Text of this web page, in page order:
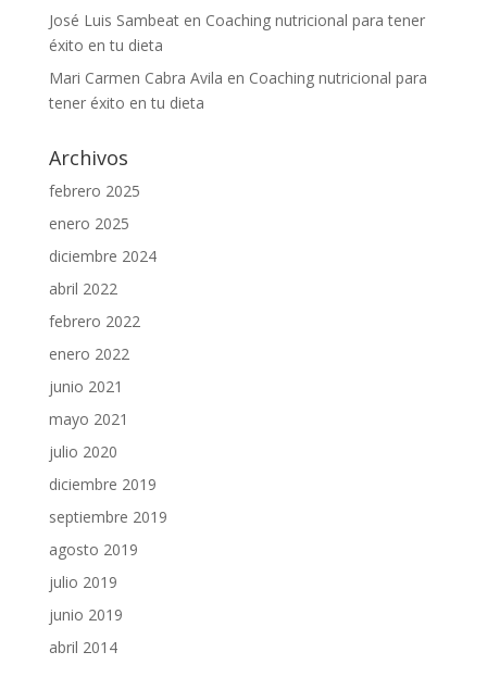
José Luis Sambeaten Coaching nutricional para tener
éxito en tu dieta
Mari Carmen Cabra Avila en Coaching nutricional para
tener éxito en tu dieta
Archivos
febrero 2025
enero 2025
diciembre 2024
abril 2022
febrero 2022
enero 2022
junio 2021
mayo 2021
julio 2020
diciembre 2019
septiembre 2019
agosto 2019
julio 2019
junio 2019
abril 2014